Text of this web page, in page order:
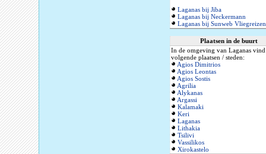
Laganas bij Jiba
Laganas bij Neckermann
Laganas bij Sunweb Vliegreizen
Plaatsen in de buurt
In de omgeving van Laganas
volgende plaatsen / steden:
Agios Dimitrios
Agios Leontas
Agios Sostis
Agrilia
Alykanas
Argassi
Kalamaki
Keri
Laganas
Lithakia
Tsilivi
Vassilikos
Xirokastelo